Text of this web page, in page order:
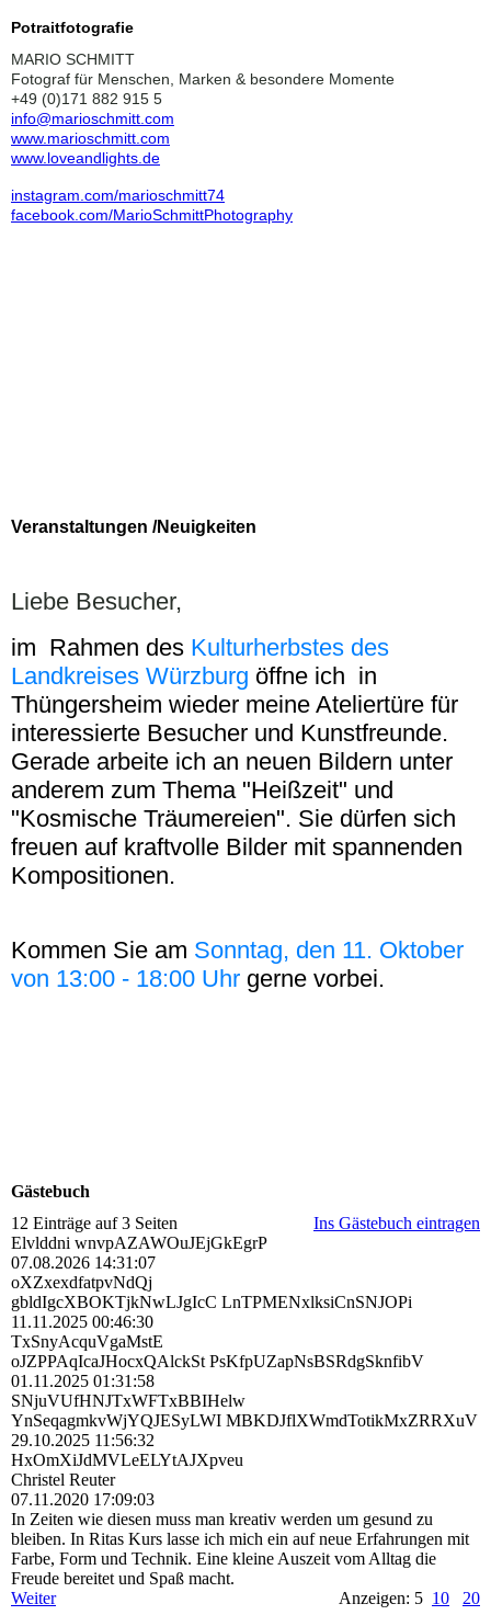
Potraitfotografie
MARIO SCHMITT
Fotograf für Menschen, Marken & besondere Momente
+49 (0)171 882 915 5
info@marioschmitt.com
www.marioschmitt.com
www.loveandlights.de
instagram.com/marioschmitt74
facebook.com/MarioSchmittPhotography
Veranstaltungen /Neuigkeiten
Liebe Besucher,
im Rahmen des Kulturherbstes des
Landkreises Würzburg öffne ich in
Thüngersheim wieder meine Ateliertüre für
interessierte Besucher und Kunstfreunde.
Gerade arbeite ich an neuen Bildern unter
anderem zum Thema "Heißzeit" und
"Kosmische Träumereien". Sie dürfen sich
freuen auf kraftvolle Bilder mit spannenden
Kompositionen.
Kommen Sie am Sonntag, den 11. Oktober
von 13:00 - 18:00 Uhr gerne vorbei.
Gästebuch
12 Einträge auf 3 Seiten
Ins Gästebuch eintragen
Elvlddni wnvpAZAWOuJEjGkEgrP
07.08.2026 14:31:07
oXZxexdfatpvNdQj
gbldIgcXBOKTjkNwLJgIcC LnTPMENxlksiCnSNJOPi
11.11.2025 00:46:30
TxSnyAcquVgaMstE
oJZPPAqIcaJHocxQAlckSt PsKfpUZapNsBSRdgSknfibV
01.11.2025 01:31:58
SNjuVUfHNJTxWFTxBBIHelw
YnSeqagmkvWjYQJESyLWI MBKDJflXWmdTotikMxZRRXuV
29.10.2025 11:56:32
HxOmXiJdMVLeELYtAJXpveu
Christel Reuter
07.11.2020 17:09:03
In Zeiten wie diesen muss man kreativ werden um gesund zu
bleiben. In Ritas Kurs lasse ich mich ein auf neue Erfahrungen mit
Farbe, Form und Technik. Eine kleine Auszeit vom Alltag die
Freude bereitet und Spaß macht.
Weiter
Anzeigen: 5 10 20